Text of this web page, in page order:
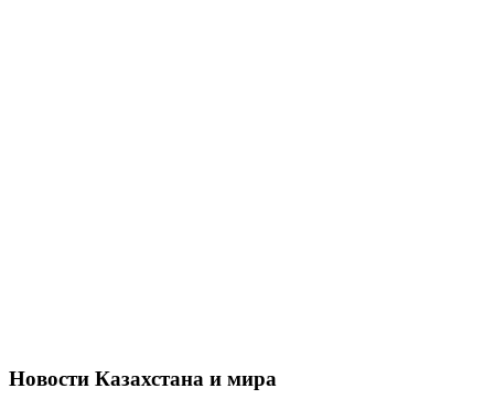
Новости Казахстана и мира